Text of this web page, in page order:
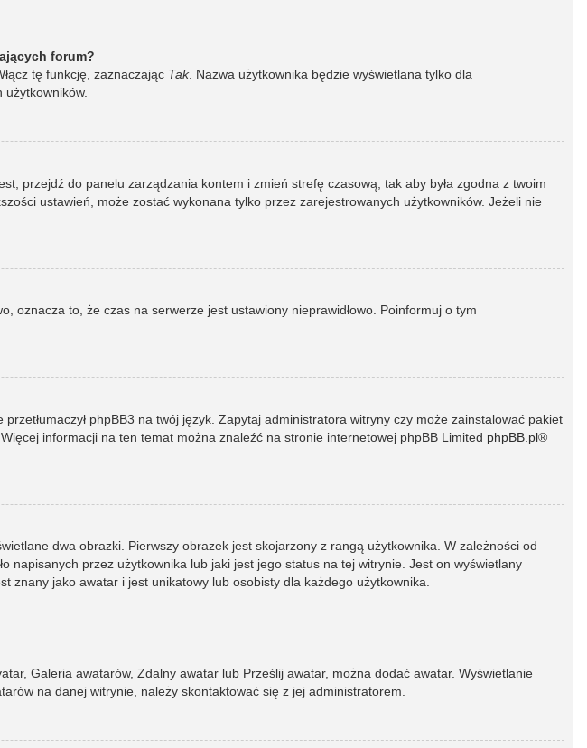
forum?
tę funkcję, zaznaczając Tak. Nazwa użytkownika będzie wyświetlana tylko dla
przejdź do panelu zarządzania kontem i zmień strefę czasową, tak aby była zgodna z twoim
ustawień, może zostać wykonana tylko przez zarejestrowanych użytkowników. Jeżeli nie
oznacza to, że czas na serwerze jest ustawiony nieprawidłowo. Poinformuj o tym
phpBB3 na twój język. Zapytaj administratora witryny czy może zainstalować pakiet
informacji na ten temat można znaleźć na stronie internetowej phpBB Limited phpBB.pl®
dwa obrazki. Pierwszy obrazek jest skojarzony z rangą użytkownika. W zależności od
napisanych przez użytkownika lub jaki jest jego status na tej witrynie. Jest on wyświetlany
znany jako awatar i jest unikatowy lub osobisty dla każdego użytkownika.
Galeria awatarów, Zdalny awatar lub Prześlij awatar, można dodać awatar. Wyświetlanie
na danej witrynie, należy skontaktować się z jej administratorem.